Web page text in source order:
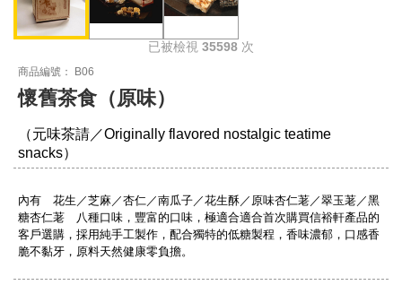
已被檢視 35598 次
商品編號： B06
懷舊茶食（原味）
（元味茶請／Originally flavored nostalgic teatime
snacks）
內有 花生／芝麻／杏仁／南瓜子／花生酥／原味杏仁荖／翠玉荖／黑
糖杏仁荖 八種口味，豐富的口味，極適合適合首次購買信裕軒產品的
客戶選購，採用純手工製作，配合獨特的低糖製程，香味濃郁，口感香
脆不黏牙，原料天然健康零負擔。